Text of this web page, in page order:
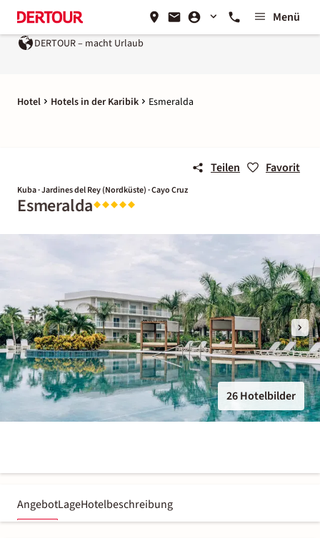
Menü
DERTOUR – macht Urlaub
Hotel Hotels in der Karibik Esmeralda
Teilen Favorit
Kuba · Jardines del Rey (Nordküste) · Cayo Cruz
Esmeralda
26 Hotelbilder
AngebotLageHotelbeschreibung